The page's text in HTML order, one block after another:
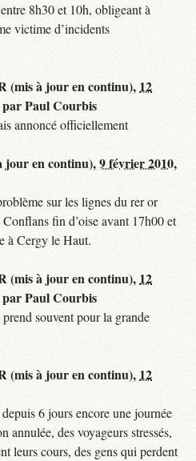
8h30 et 10h, obligeant à
victime d’incidents
(mis à jour en continu), 12
parPaul Courbis
annoncé officiellement
jour en continu),9 février 2010,
sur les lignes du rer or
fin d’oise avant 17h00 et
à Cergy le Haut.
(mis à jour en continu), 12
parPaul Courbis
souvent pour la grande
(mis à jour en continu), 12
6 jours encore une journée
annulée, des voyageurs stressés,
leurs cours, des gens qui perdent